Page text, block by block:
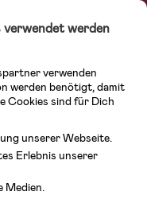
Mütter und eine Menge
Babyprodukte und
Herstellern wie Britax, Maxi-
mehr. Schau Dich um in
& Babys. Willkommen!
werden
verwenden
werden benötigt, damit
Cookies sind für Dich
unserer Webseite.
Erlebnis unserer
Medien.